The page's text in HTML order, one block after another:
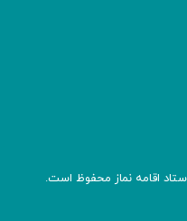
نماز محفوظ است.